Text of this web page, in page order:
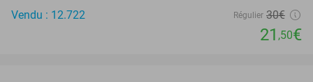
Vendu : 12.722
Régulier 30€
21 ,50€